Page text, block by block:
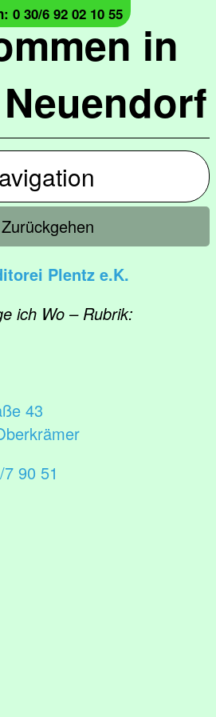
in
0 30/6 92 02 10 55
Plentz e.K.
ich Wo – Rubrik:
43
90 51